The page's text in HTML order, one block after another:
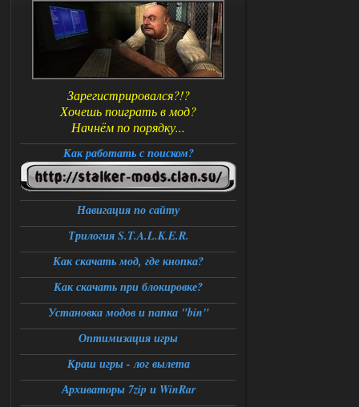
Зарегистрировался?!?
Хочешь поиграть в мод?
Начнём по порядку...
Как работать с поиском?
Навигация по сайту
Трилогия S.T.A.L.K.E.R.
Как скачать мод, где кнопка?
Как скачать при блокировке?
Установка модов и папка "bin"
Оптимизация игры
Краш игры - лог вылета
Архиваторы 7zip и WinRar